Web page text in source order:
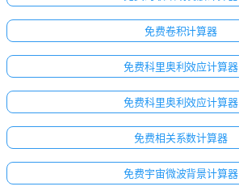
免费卷积计算器
免费科里奥利效应计算器
免费科里奥利效应计算器
免费相关系数计算器
免费宇宙微波背景计算器